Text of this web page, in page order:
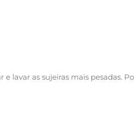
lavar as sujeiras mais pesadas.